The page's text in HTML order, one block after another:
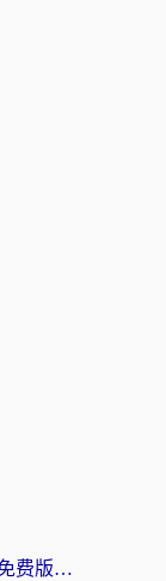
海外党刷国内资源指南：电脑vpn免费版真的能用吗？选对加速器才是关键